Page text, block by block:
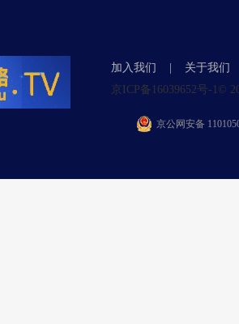
加入我们
关于我们
京ICP备16039652号-1©
京公网安备